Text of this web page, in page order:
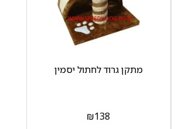
מתקן גרוד לחתול יסמין
₪138